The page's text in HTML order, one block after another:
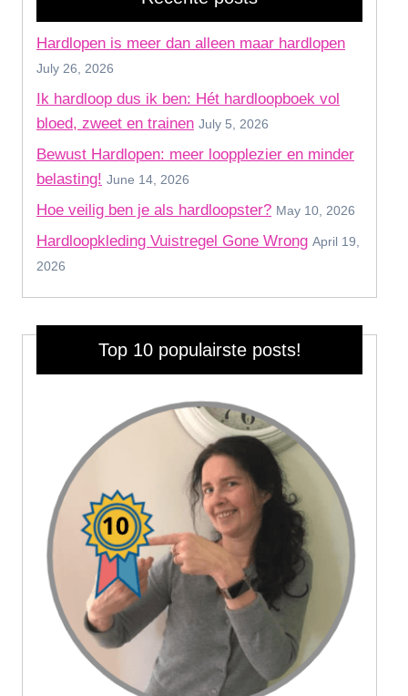
Hardlopen is meer dan alleen maar hardlopen
July 26, 2026
Ik hardloop dus ik ben: Hét hardloopboek vol
bloed, zweet en trainen July 5, 2026
Bewust Hardlopen: meer loopplezier en minder
belasting! June 14, 2026
Hoe veilig ben je als hardloopster? May 10, 2026
Hardloopkleding Vuistregel Gone Wrong April 19,
2026
Top 10 populairste posts!